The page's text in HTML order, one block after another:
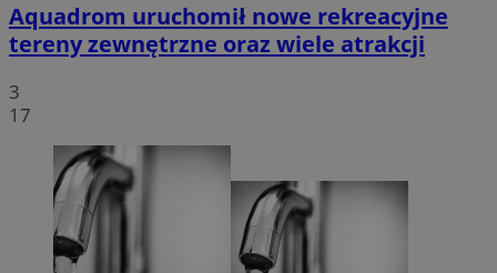
Aquadrom uruchomił nowe rekreacyjne
tereny zewnętrzne oraz wiele atrakcji
3
17